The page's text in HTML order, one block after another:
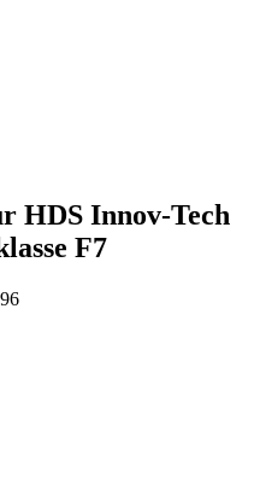
HDS Innov-Tech
F7